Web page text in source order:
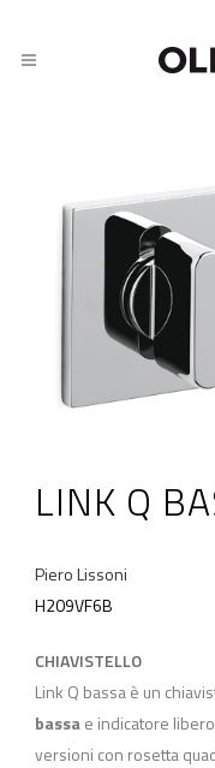
LINK Q
Piero Lissoni
H209VF6B
CHIAVISTELLO
Link Q bassa è un
bassae indicatore
versioni con rosetta